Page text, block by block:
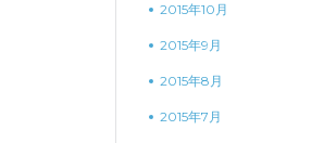
2015年10月
2015年9月
2015年8月
2015年7月